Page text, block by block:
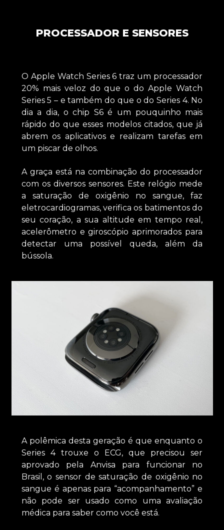
PROCESSADOR E SENSORES
O Apple Watch Series 6 traz um processador
20% mais veloz do que o do Apple Watch
Series 5 – e também do que o do Series 4. No
dia a dia, o chip S6 é um pouquinho mais
rápido do que esses modelos citados, que já
abrem os aplicativos e realizam tarefas em
um piscar de olhos.
A graça está na combinação do processador
com os diversos sensores. Este relógio mede
a saturação de oxigênio no sangue, faz
eletrocardiogramas, verifica os batimentos do
seu coração, a sua altitude em tempo real,
acelerômetro e giroscópio aprimorados para
detectar uma possível queda, além da
bússola.
A polêmica desta geração é que enquanto o
Series 4 trouxe o ECG, que precisou ser
aprovado pela Anvisa para funcionar no
Brasil, o sensor de saturação de oxigênio no
sangue é apenas para “acompanhamento” e
não pode ser usado como uma avaliação
médica para saber como você está.